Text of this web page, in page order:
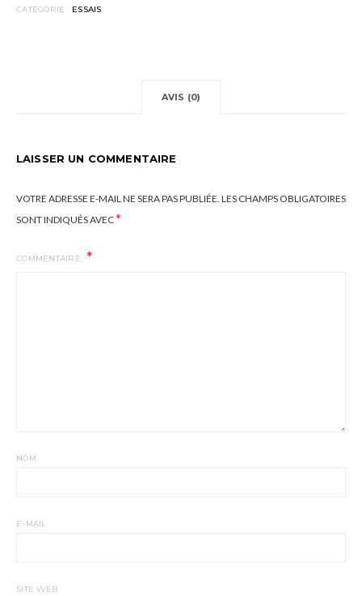
CATÉGORIE : ESSAIS
AVIS (0)
LAISSER UN COMMENTAIRE
VOTRE ADRESSE E-MAIL NE SERA PAS PUBLIÉE. LES CHAMPS OBLIGATOIRES
SONT INDIQUÉS AVEC*
COMMENTAIRE
NOM
E-MAIL
SITE WEB